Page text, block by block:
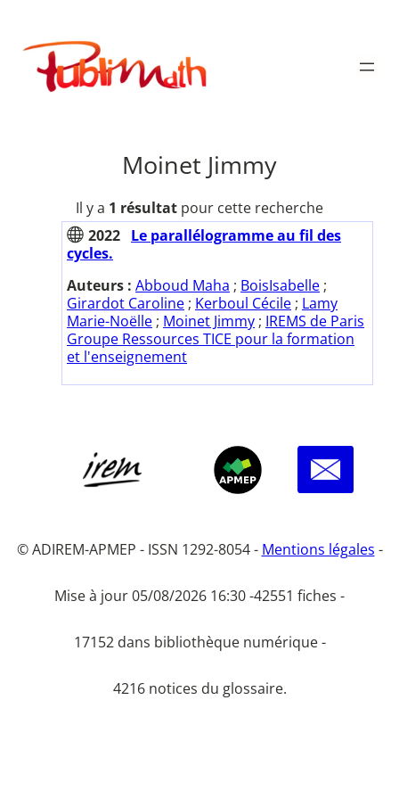
contenu
Publimath
Moinet Jimmy
Il y a 1 résultat pour cette recherche
2022 Le parallélogramme au fil des
cycles.
Auteurs : Abboud Maha ; BoisIsabelle ;
Girardot Caroline ; Kerboul Cécile ; Lamy
Marie-Noëlle ; Moinet Jimmy ; IREMS de Paris
Groupe Ressources TICE pour la formation
et l'enseignement
© ADIREM-APMEP - ISSN 1292-8054 - Mentions légales -
Mise à jour 05/08/2026 16:30 -42551 fiches -
17152 dans bibliothèque numérique -
4216 notices du glossaire.